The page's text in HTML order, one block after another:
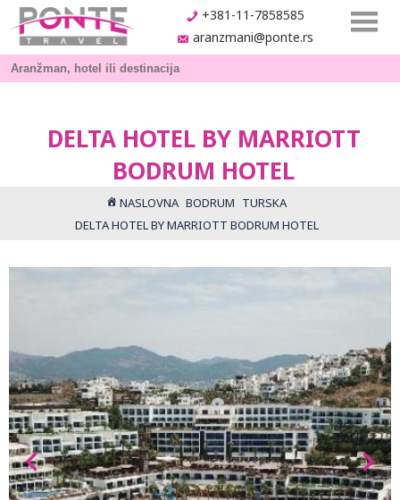
+381-11-7858585
aranzmani@ponte.rs
DELTA HOTEL BY MARRIOTT
BODRUM HOTEL
NASLOVNA BODRUM TURSKA
DELTA HOTEL BY MARRIOTT BODRUM HOTEL